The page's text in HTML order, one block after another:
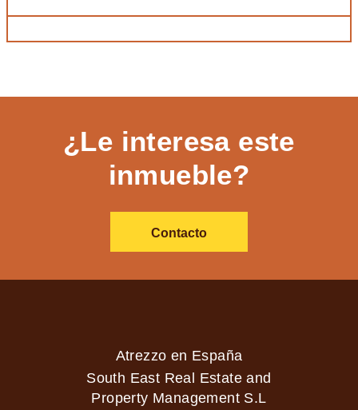
¿Le interesa este
inmueble?
Contacto
Atrezzo en España
South East Real Estate and
Property Management S.L